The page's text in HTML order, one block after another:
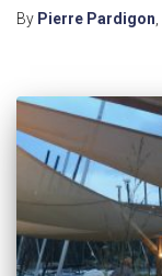
By Pierre Pardigon